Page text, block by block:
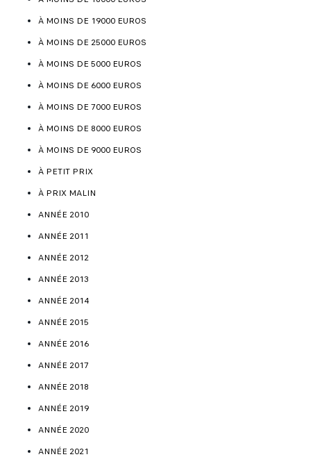
À MOINS DE 19000 EUROS
À MOINS DE 25000 EUROS
À MOINS DE 5000 EUROS
À MOINS DE 6000 EUROS
À MOINS DE 7000 EUROS
À MOINS DE 8000 EUROS
À MOINS DE 9000 EUROS
À PETIT PRIX
À PRIX MALIN
ANNÉE 2010
ANNÉE 2011
ANNÉE 2012
ANNÉE 2013
ANNÉE 2014
ANNÉE 2015
ANNÉE 2016
ANNÉE 2017
ANNÉE 2018
ANNÉE 2019
ANNÉE 2020
ANNÉE 2021